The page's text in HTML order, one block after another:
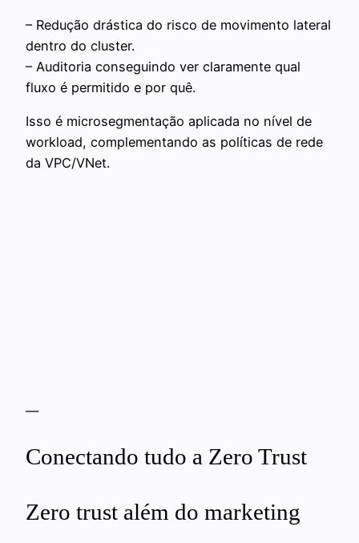
– Redução drástica do risco de movimento lateral
dentro do cluster.
– Auditoria conseguindo ver claramente qual
fluxo é permitido e por quê.
Isso é microsegmentação aplicada no nível de
workload, complementando as políticas de rede
da VPC/VNet.
—
Conectando tudo a Zero Trust
Zero trust além do marketing